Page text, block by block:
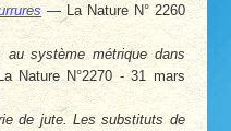
— La Nature N° 2260
au système métrique dans
Nature N°2270 - 31 mars
de jute. Les substituts de